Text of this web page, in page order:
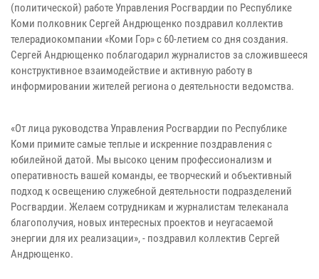
(политической) работе Управления Росгвардии по Республике
Коми полковник Сергей Андрющенко поздравил коллектив
телерадиокомпании «Коми Гор» с 60-летием со дня создания.
Сергей Андрющенко поблагодарил журналистов за сложившееся
конструктивное взаимодействие и активную работу в
информировании жителей региона о деятельности ведомства.
«От лица руководства Управления Росгвардии по Республике
Коми примите самые теплые и искренние поздравления с
юбилейной датой. Мы высоко ценим профессионализм и
оперативность вашей команды, ее творческий и объективный
подход к освещению служебной деятельности подразделений
Росгвардии. Желаем сотрудникам и журналистам телеканала
благополучия, новых интересных проектов и неугасаемой
энергии для их реализации», - поздравил коллектив Сергей
Андрющенко.